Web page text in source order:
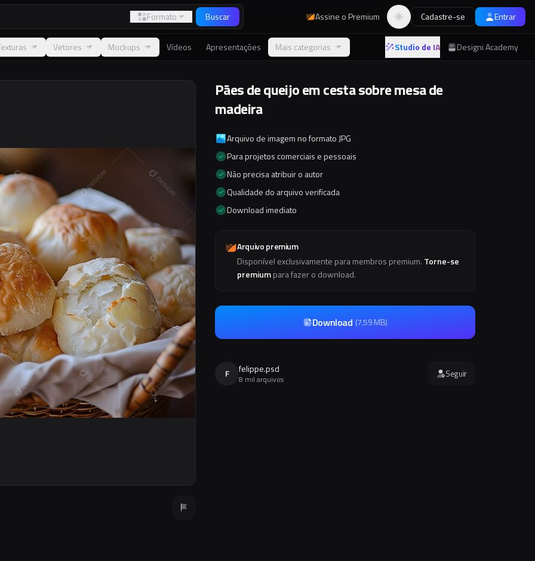
Formato Buscar Assine o Premium Alternar tema
Cadastre-se Entrar
Vetores Mockups Vídeos Apresentações Mais categorias Studio de IA Designi Academy
Pães de queijo em cesta sobre mesa de
madeira
Arquivo de imagem no formato JPG
Para projetos comerciais e pessoais
Não precisa atribuir o autor
Qualidade do arquivo verificada
Download imediato
Arquivo premium
Disponível exclusivamente para membros premium. Torne-se
premiumpara fazer o download.
Download (7.59 MB)
F felippe.psd
8 mil arquivos Seguir